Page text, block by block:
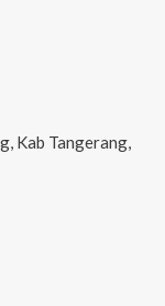
Kab Tangerang,